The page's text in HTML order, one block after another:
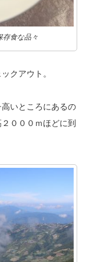
存食な品々
クアウト。
いところにあるの
０００ｍほどに到